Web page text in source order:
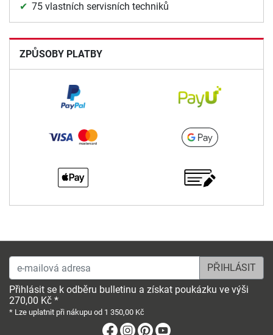
75 vlastních servisních techniků
ZPŮSOBY PLATBY
e-mailová adresa
Přihlásit se k odběru bulletinu a získat poukázku ve výši
270,00 Kč *
* Lze uplatnit při nákupu od 1 350,00 Kč
Facebook
Instagram
Pinterest